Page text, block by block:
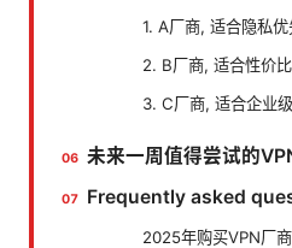
1. A厂商, 适合隐私优
2. B厂商, 适合性价
3. C厂商, 适合企业
未来一周值得尝试的
Frequently asked
2025年购买VPN厂